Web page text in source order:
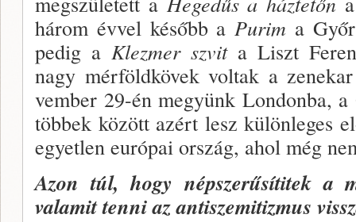
három évvel később aPurim a
pedig a Klezmer szvit a Liszt
nagy mérföldkövek vol­tak a
vember 29-én megyünk Londonba,
többek kö­zött azért lesz különleges
egyetlen európai ország, ahol még
Azon túl, hogy népszerűsítitek a
valamit tenni az antiszemitizmus